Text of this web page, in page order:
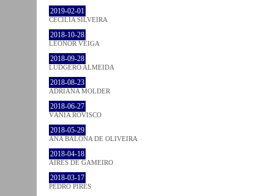
2019-02-01
CECÍLIA SILVEIRA
2018-10-28
LEONOR VEIGA
2018-09-28
LUDGERO ALMEIDA
2018-08-23
ADRIANA MOLDER
2018-06-27
VÂNIA ROVISCO
2018-05-29
ANA BALONA DE OLIVEIRA
2018-04-18
AIRES DE GAMEIRO
2018-03-17
PEDRO PIRES